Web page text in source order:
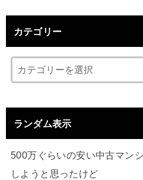
カテゴリー
ランダム表示
500万ぐらいの安い中古マン
しようと思ったけど